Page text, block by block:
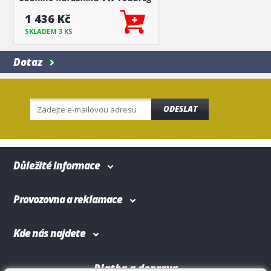
1 436 Kč
SKLADEM 3 KS
Dotaz
ODESLAT
Důležité informace
Provozovna a reklamace
Kde nás najdete